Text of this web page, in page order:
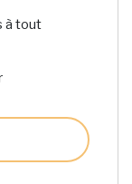
à tout